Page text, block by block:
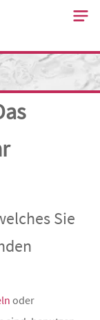
Sie
oder